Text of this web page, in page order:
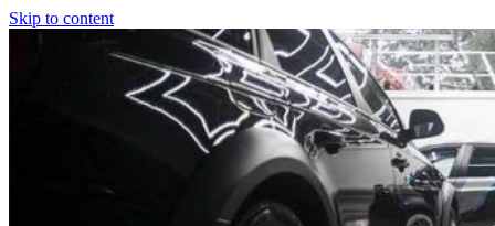
Skip to content